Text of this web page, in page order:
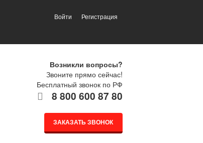
Войти Регистрация
Возникли вопросы?
Звоните прямо сейчас!
Бесплатный звонок по РФ
8 800 600 87 80
ЗАКАЗАТЬ ЗВОНОК